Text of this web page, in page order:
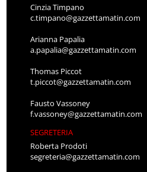
Cinzia Timpano
c.timpano@gazzettamatin.com
Arianna Papalia
a.papalia@gazzettamatin.com
Thomas Piccot
t.piccot@gazzettamatin.com
Fausto Vassoney
f.vassoney@gazzettamatin.com
SEGRETERIA
Roberta Prodoti
segreteria@gazzettamatin.com